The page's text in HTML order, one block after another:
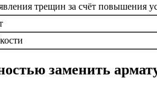
трещин за счёт повышения
заменить